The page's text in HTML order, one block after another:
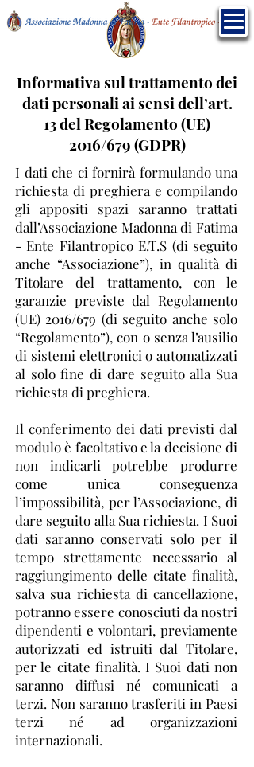
Informativa sul trattamento dei
dati personali ai sensi dell’art.
13 del Regolamento (UE)
2016/679 (GDPR)
I dati che ci fornirà formulando una
richiesta di preghiera e compilando
gli appositi spazi saranno trattati
dall’Associazione Madonna di Fatima
- Ente Filantropico E.T.S (di seguito
anche “Associazione”), in qualità di
Titolare del trattamento, con le
garanzie previste dal Regolamento
(UE) 2016/679 (di seguito anche solo
“Regolamento”), con o senza l’ausilio
di sistemi elettronici o automatizzati
al solo fine di dare seguito alla Sua
richiesta di preghiera.
Il conferimento dei dati previsti dal
modulo è facoltativo e la decisione di
non indicarli potrebbe produrre
come unica conseguenza
l’impossibilità, per l’Associazione, di
dare seguito alla Sua richiesta. I Suoi
dati saranno conservati solo per il
tempo strettamente necessario al
raggiungimento delle citate finalità,
salva sua richiesta di cancellazione,
potranno essere conosciuti da nostri
dipendenti e volontari, previamente
autorizzati ed istruiti dal Titolare,
per le citate finalità. I Suoi dati non
saranno diffusi né comunicati a
terzi. Non saranno trasferiti in Paesi
terzi né ad organizzazioni
internazionali.